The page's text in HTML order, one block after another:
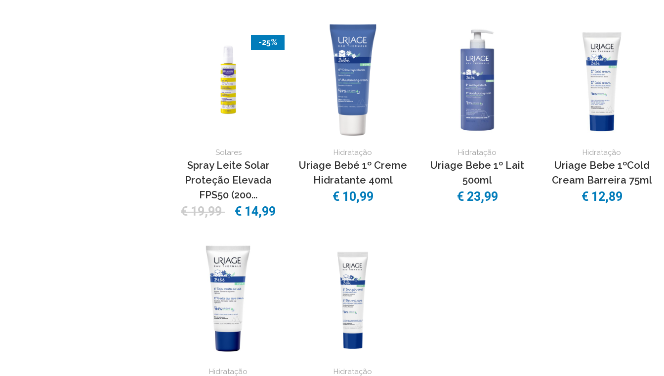
-25%
Solares
Spray Leite Solar
Proteção Elevada
FPS50 (200...
€ 19,99 € 14,99
Hidratação
Uriage Bebé 1º Creme
Hidratante 40ml
€ 10,99
Hidratação
Uriage Bebe 1º Lait
500ml
€ 23,99
Hidratação
Uriage Bebe 1ºCold
Cream Barreira 75ml
€ 12,89
Hidratação Hidratação